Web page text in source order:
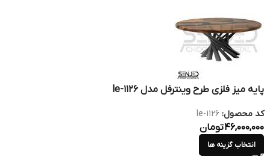
پایه میز فلزی طرح وینترفل مدل le-1126
کد محصول: le-1126
46,000,000تومان
انتخاب گزینه ها